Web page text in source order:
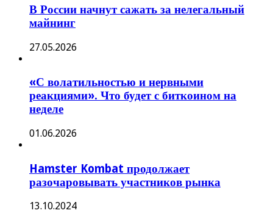
В России начнут сажать за нелегальный
майнинг
27.05.2026
«С волатильностью и нервными
реакциями». Что будет с биткоином на
неделе
01.06.2026
Hamster Kombat продолжает
разочаровывать участников рынка
13.10.2024